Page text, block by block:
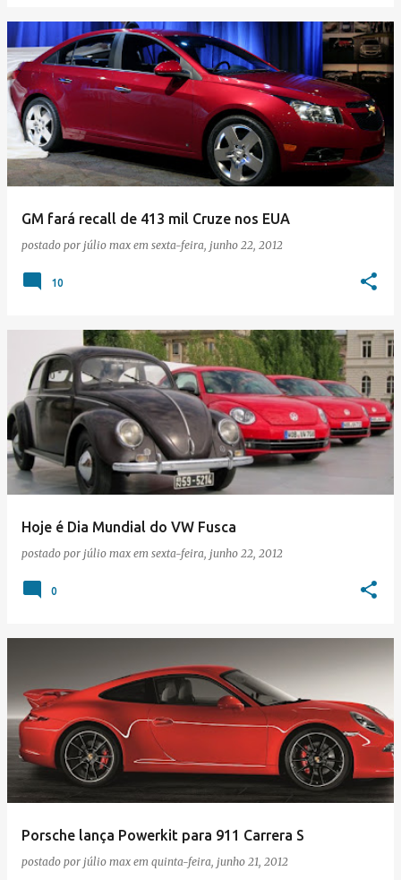
GM fará recall de 413 mil Cruze nos EUA
postado por júlio max em sexta-feira, junho 22, 2012
10
Hoje é Dia Mundial do VW Fusca
postado por júlio max em sexta-feira, junho 22, 2012
0
Porsche lança Powerkit para 911 Carrera S
postado por júlio max em quinta-feira, junho 21, 2012